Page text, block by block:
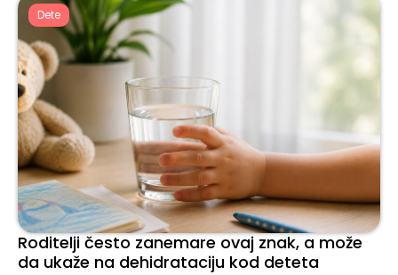
Dete
Roditelji često zanemare ovaj znak, a može
da ukaže na dehidrataciju kod deteta